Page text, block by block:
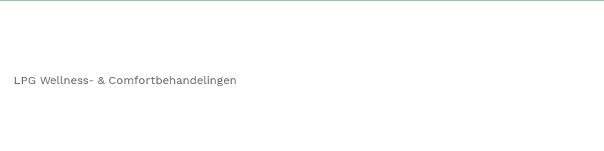
LPG Wellness- & Comfortbehandelingen